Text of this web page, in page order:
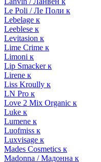
Le Poli / Ле Поли к
Lebelage к
Leeblese к
Levitasion к
Lime Crime к
Limoni к
Lip Smacker к
Lirene к
Liss Kroully к
LN Pro к
Love 2 Mix Organic к
Luke к
Lumene к
Luofmiss к
Luxvisage к
Mades Cosmetics к
Madonna / Мадонна к